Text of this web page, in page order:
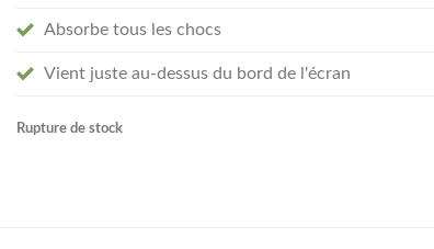
Absorbe tous les chocs
Vient juste au-dessus du bord de l'écran
Rupture de stock